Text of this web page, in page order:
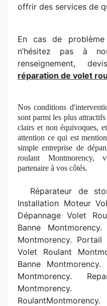
offrir des services de
En cas de
n’hésitez pas à
renseignement,
réparation de volet
Nos conditions
sont parmi les plus
clairs et non équivoques,
attention ce qui est
simple entreprise de d
roulant Montmorency,
partenaire à vos côtés.
Réparateur de
Installation Moteur
Dépannage Volet
Banne
Montmorency. Portail
Volet Roulant
Banne
Montmorency.